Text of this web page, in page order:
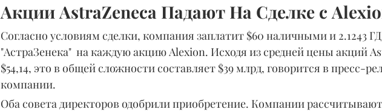
Акции AstraZeneca Падают На Сделке с
Согласно условиям сделки, компания заплатит $60 наличными и 2.1243
"АстраЗенека"  на каждую акцию Alexion. Исходя из средней цены акций
$54,14, это в общей сложности составляет $39 млрд, говорится в пресс-
компании.
Оба совета директоров одобрили приобретение. Компании